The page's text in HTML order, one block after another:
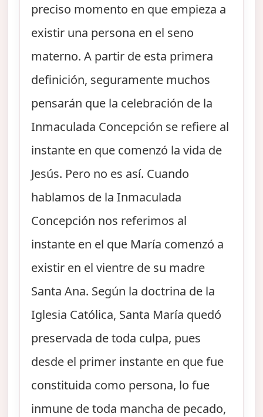
preciso momento en que empieza a
existir una persona en el seno
materno. A partir de esta primera
definición, seguramente muchos
pensarán que la celebración de la
Inmaculada Concepción se refiere al
instante en que comenzó la vida de
Jesús. Pero no es así. Cuando
hablamos de la Inmaculada
Concepción nos referimos al
instante en el que María comenzó a
existir en el vientre de su madre
Santa Ana. Según la doctrina de la
Iglesia Católica, Santa María quedó
preservada de toda culpa, pues
desde el primer instante en que fue
constituida como persona, lo fue
inmune de toda mancha de pecado,